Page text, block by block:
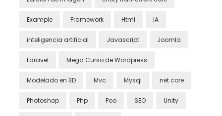
Example Framework Html IA
inteligencia artificial Javascript Joomla
Laravel Mega Curso de Wordpress
Modelado en 3D Mvc Mysql net core
Photoshop Php Poo SEO Unity